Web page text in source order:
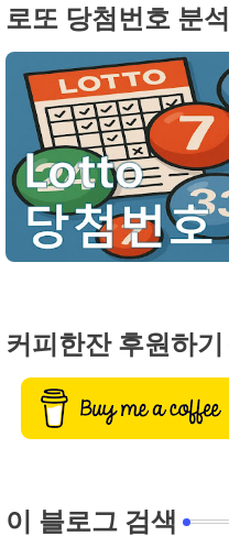
로또 당첨번호 분석
커피한잔 후원하기
이 블로그 검색